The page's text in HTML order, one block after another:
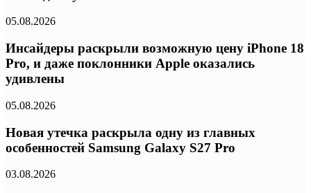
05.08.2026
Инсайдеры раскрыли возможную цену iPhone 18
Pro, и даже поклонники Apple оказались
удивлены
05.08.2026
Новая утечка раскрыла одну из главных
особенностей Samsung Galaxy S27 Pro
03.08.2026